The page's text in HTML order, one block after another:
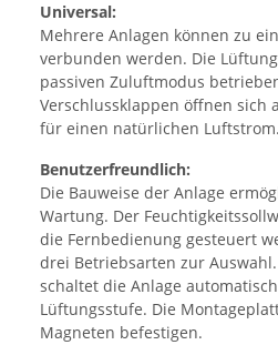
Universal:
Mehrere Anlagen können zu
verbunden werden. Die
passiven Zuluftmodus
Verschlussklappen öffnen sich
für einen natürlichen Luftstrom.
Benutzerfreundlich:
Die Bauweise der Anlage
Wartung. Der
die Fernbedienung gesteuert
drei Betriebsarten zur
schaltet die Anlage
Lüftungsstufe. Die
Magneten befestigen.